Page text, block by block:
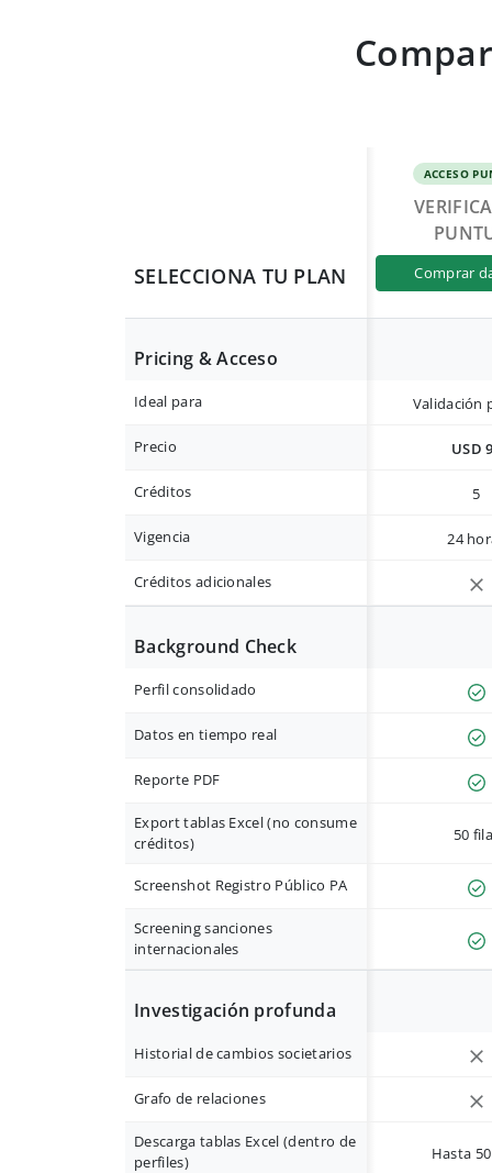
SELECCIONA TU PLAN
ACCESO
comprar
Pricing & Acceso
Ideal para Validación
Precio USD
Créditos 5
Vigencia 24
Créditos adicionales
Background Check
Perfil consolidado
Datos en tiempo real
Reporte PDF
Export tablas Excel (no consume
créditos)
50
Screenshot Registro Público PA
Screening sanciones
internacionales
Investigación profunda
Historial de cambios societarios
Grafo de relaciones
Descarga tablas Excel (dentro de
perfiles)
Hasta